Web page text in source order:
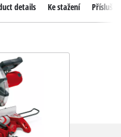
details Ke stažení